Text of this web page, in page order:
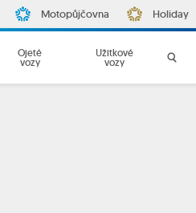
Motopůjčovna Holiday
Ojeté
vozy
Užitkové
vozy